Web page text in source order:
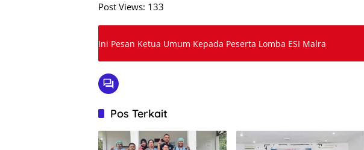
Post Views: 133
Ini Pesan Ketua Umum Kepada Peserta Lomba ESI Malra
Pos Terkait